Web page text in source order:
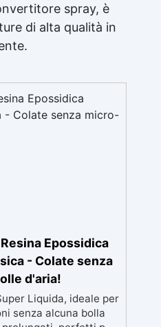
spray, è
di alta qualità in
Epossidica
- Colate senza
d'aria!
Liquida, ideale per
senza alcuna bolla